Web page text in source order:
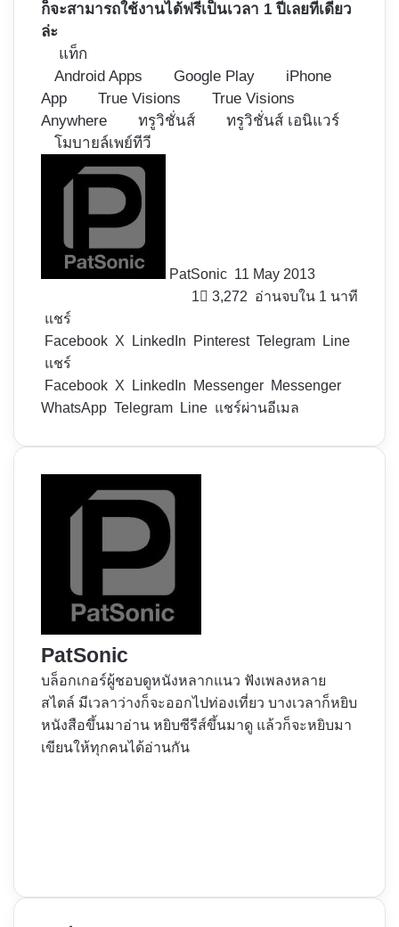
ก็จะสามารถใช้งานได้ฟรีเป็นเวลา 1 ปีเลยทีเดียว
ล่ะ
แท็ก
Android Apps
Google Play
iPhone
App
True Visions
True Visions
Anywhere
ทรูวิชั่นส์
ทรูวิชั่นส์ เอนิแวร์
โมบายล์เพย์ทีวี
PatSonic 11 May 2013
1
3,272 อ่านจบใน 1 นาที
แชร์
Facebook X LinkedIn Pinterest Telegram
Line
แชร์
Facebook X LinkedIn Messenger Messenger
WhatsApp Telegram Line แชร์ผ่านอีเมล
PatSonic
บล็อกเกอร์ผู้ชอบดูหนังหลากแนว ฟังเพลงหลาย
สไตล์ มีเวลาว่างก็จะออกไปท่องเที่ยว บางเวลาก็หยิบ
หนังสือขึ้นมาอ่าน หยิบซีรีส์ขึ้นมาดู แล้วก็จะหยิบมา
เขียนให้ทุกคนได้อ่านกัน